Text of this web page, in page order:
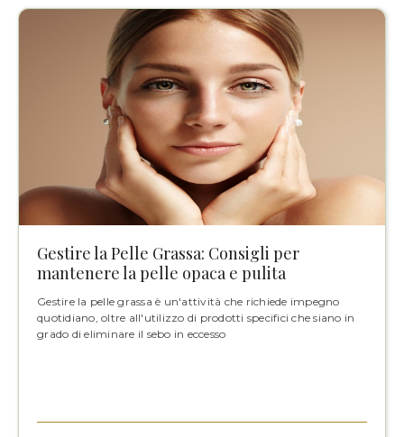
Gestire la Pelle Grassa: Consigli per
mantenere la pelle opaca e pulita
Gestire la pelle grassa è un'attività che richiede impegno
quotidiano, oltre all'utilizzo di prodotti specifici che siano in
grado di eliminare il sebo in eccesso